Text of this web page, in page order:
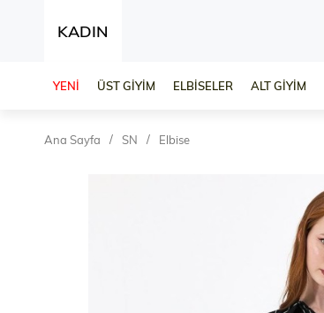
KADIN
YENİ ÜST GİYİM ELBİSELER ALT GİYİM
Ana Sayfa SN Elbise